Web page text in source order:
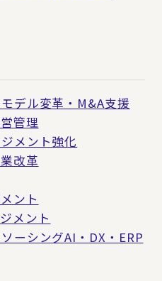
デル変革・M&A支援
管理
メント強化
改革
ント
メント
ーシングAI・DX・ERP